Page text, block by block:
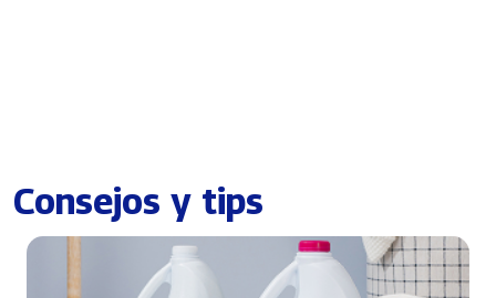
Consejos y tips